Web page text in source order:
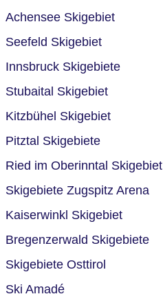
Achensee Skigebiet
Seefeld Skigebiet
Innsbruck Skigebiete
Stubaital Skigebiet
Kitzbühel Skigebiet
Pitztal Skigebiete
Ried im Oberinntal Skigebiet
Skigebiete Zugspitz Arena
Kaiserwinkl Skigebiet
Bregenzerwald Skigebiete
Skigebiete Osttirol
Ski Amadé